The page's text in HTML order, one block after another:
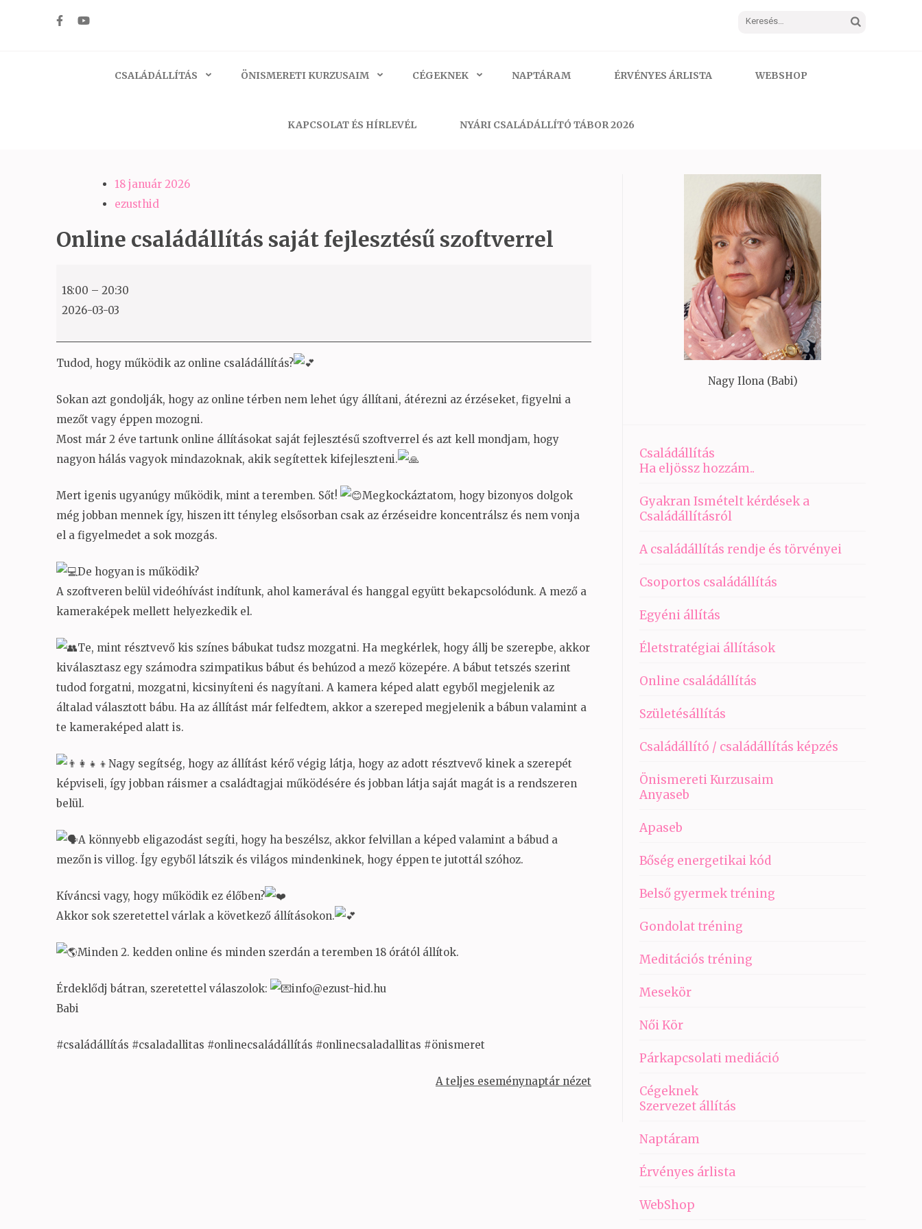
Keresés:
CSALÁDÁLLÍTÁS ÖNISMERETI KURZUSAIM CÉGEKNEK NAPTÁRAM ÉRVÉNYES ÁRLISTA WEBSHOP
KAPCSOLAT ÉS HÍRLEVÉL NYÁRI CSALÁDÁLLÍTÓ TÁBOR 2026
18 január 2026
ezusthid
Online családállítás saját fejlesztésű szoftverrel
családállítás
saját
18:00 – 20:30
2026-03-03
Tudod, hogy működik az online családállítás?
Sokan azt gondolják, hogy az online térben nem lehet úgy állítani, átérezni az érzéseket, figyelni a
mezőt vagy éppen mozogni.
Most már 2 éve tartunk online állításokat saját fejlesztésű szoftverrel és azt kell mondjam, hogy
nagyon hálás vagyok mindazoknak, akik segítettek kifejleszteni.
Mert igenis ugyanúgy működik, mint a teremben. Sőt!
Megkockáztatom, hogy bizonyos dolgok
még jobban mennek így, hiszen itt tényleg elsősorban csak az érzéseidre koncentrálsz és nem vonja
el a figyelmedet a sok mozgás.
De hogyan is működik?
A szoftveren belül videóhívást indítunk, ahol kamerával és hanggal együtt bekapcsolódunk. A mező a
kameraképek mellett helyezkedik el.
Te, mint résztvevő kis színes bábukat tudsz mozgatni. Ha megkérlek, hogy állj be szerepbe, akkor
kiválasztasz egy számodra szimpatikus bábut és behúzod a mező közepére. A bábut tetszés szerint
tudod forgatni, mozgatni, kicsinyíteni és nagyítani. A kamera képed alatt egyből megjelenik az
általad választott bábu. Ha az állítást már felfedtem, akkor a szereped megjelenik a bábun valamint a
te kameraképed alatt is.
Nagy segítség, hogy az állítást kérő végig látja, hogy az adott résztvevő kinek a szerepét
képviseli, így jobban ráismer a családtagjai működésére és jobban látja saját magát is a rendszeren
belül.
A könnyebb eligazodást segíti, hogy ha beszélsz, akkor felvillan a képed valamint a bábud a
mezőn is villog. Így egyből látszik és világos mindenkinek, hogy éppen te jutottál szóhoz.
Kíváncsi vagy, hogy működik ez élőben?
Akkor sok szeretettel várlak a következő állításokon.
Minden 2. kedden online és minden szerdán a teremben 18 órától állítok.
Érdeklődj bátran, szeretettel válaszolok:
info@ezust-hid.hu
Babi
#családállítás #csaladallitas #onlinecsaládállítás #onlinecsaladallitas #önismeret
A teljes eseménynaptár nézet
Nagy Ilona (Babi)
Családállítás
Ha eljössz hozzám..
Gyakran Ismételt kérdések a
Családállításról
A családállítás rendje és törvényei
Csoportos családállítás
Egyéni állítás
Életstratégiai állítások
Online családállítás
Születésállítás
Családállító / családállítás képzés
Önismereti Kurzusaim
Anyaseb
Apaseb
Bőség energetikai kód
Belső gyermek tréning
Gondolat tréning
Meditációs tréning
Mesekör
Női Kör
Párkapcsolati mediáció
Cégeknek
Szervezet állítás
Naptáram
Érvényes árlista
WebShop